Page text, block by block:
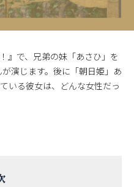
』で、兄弟の妹「あさひ」を
演じます。後に「朝日姫」あ
いる彼女は、どんな女性だっ